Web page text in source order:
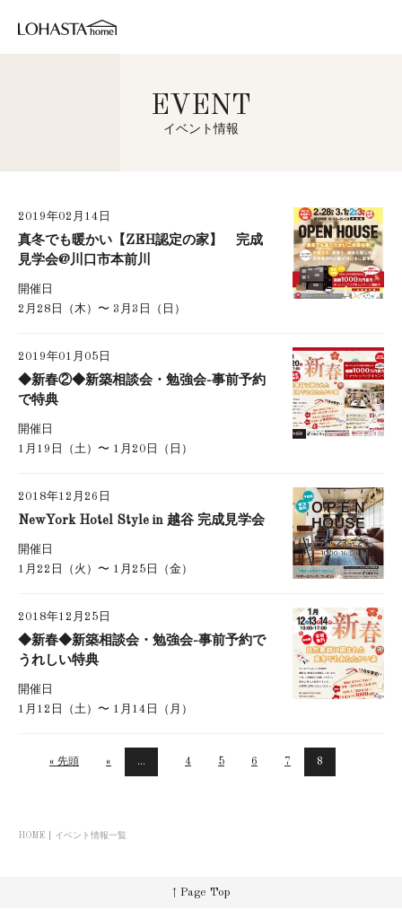
EVENT
イベント情報
2019年02月14日
真冬でも暖かい【ZEH認定の家】 完成
見学会@川口市本前川
開催日
2月28日（木）〜 3月3日（日）
2019年01月05日
◆新春②◆新築相談会・勉強会-事前予約
で特典
開催日
1月19日（土）〜 1月20日（日）
2018年12月26日
NewYork Hotel Style in 越谷 完成見学会
開催日
1月22日（火）〜 1月25日（金）
2018年12月25日
◆新春◆新築相談会・勉強会-事前予約で
うれしい特典
開催日
1月12日（土）〜 1月14日（月）
« 先頭 « ... 4 5 6 7 8
HOME イベント情報一覧
↑ Page Top